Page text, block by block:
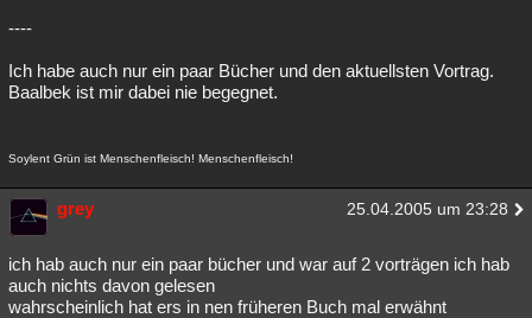
----
Ich habe auch nur ein paar Bücher und den aktuellsten Vortrag.
Baalbek ist mir dabei nie begegnet.
Soylent Grün ist Menschenfleisch! Menschenfleisch!
grey 25.04.2005 um 23:28
ich hab auch nur ein paar bücher und war auf 2 vorträgen ich hab
auch nichts davon gelesen
wahrscheinlich hat ers in nen früheren Buch mal erwähnt